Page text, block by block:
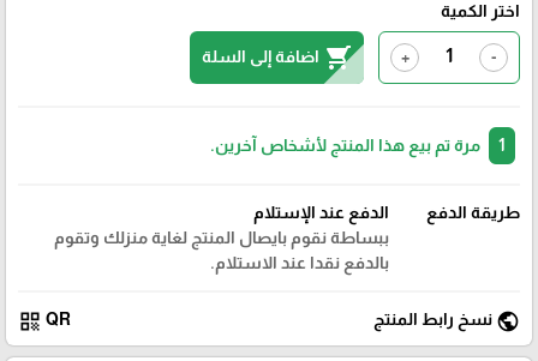
اختر الكمية
-
+
shopping_cart اضافة إلى السلة
مرة تم بيع هذا المنتج لأشخاص آخرين.
طريقة الدفع
الدفع عند الإستلام
ببساطة نقوم بايصال المنتج لغاية منزلك وتقوم
بالدفع نقدا عند الاستلام.
public نسخ رابط المنتج QR
qr_code